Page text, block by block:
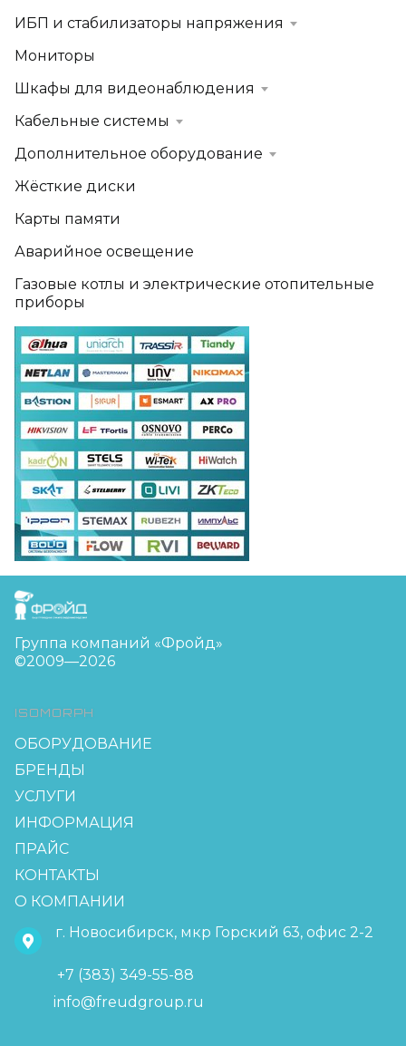
ИБП и стабилизаторы напряжения
Мониторы
Шкафы для видеонаблюдения
Кабельные системы
Дополнительное оборудование
Жёсткие диски
Карты памяти
Аварийное освещение
Газовые котлы и электрические отопительные
приборы
FreudGroup
Группа компаний «Фройд»
©2009—2026
ISOMORPH
ОБОРУДОВАНИЕ
БРЕНДЫ
УСЛУГИ
ИНФОРМАЦИЯ
ПРАЙС
КОНТАКТЫ
О КОМПАНИИ
г. Новосибирск, мкр Горский 63, офис 2-2
+7 (383) 349-55-88
info@freudgroup.ru